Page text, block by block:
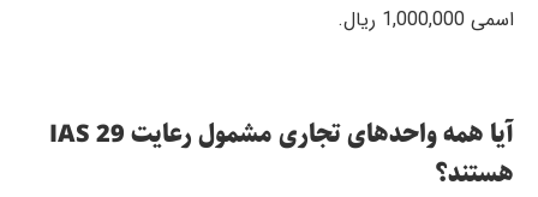
اسمی 1,000,000 ریال.
آیا همه واحدهای تجاری مشمول رعایت IAS 29
هستند؟